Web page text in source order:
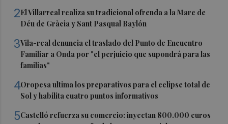
2El Villarreal realiza su tradicional ofrenda a la Mare de
Déu de Gràcia y Sant Pasqual Baylón
3Vila-real denuncia el traslado del Punto de Encuentro
Familiar a Onda por "el perjuicio que supondrá para las
familias"
4Oropesa ultima los preparativos para el eclipse total de
Sol y habilita cuatro puntos informativos
5Castelló refuerza su comercio: inyectan 800.000 euros